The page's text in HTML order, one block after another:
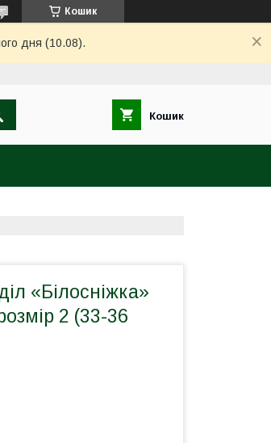
Кошик
дня (10.08).
Кошик
«Білосніжка»
2 (33-36